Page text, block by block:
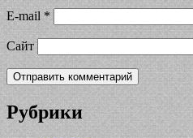
E-mail *
Сайт
Рубрики